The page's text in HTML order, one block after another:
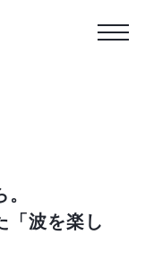
「波を楽し